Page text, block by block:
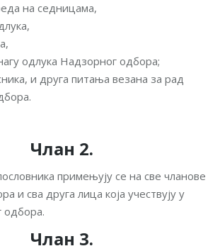
на седницама,
одлука Надзорног одбора;
и друга питања везана за рад
Члан 2.
примењују се на све чланове
и сва друга лица која учествују у
одбора.
Члан 3.